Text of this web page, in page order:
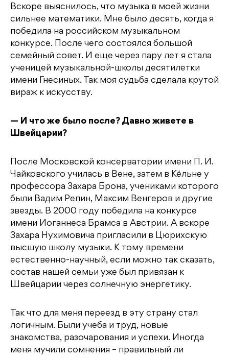
Вскоре выяснилось, что музыка в моей жизни
сильнее математики. Мне было десять, когда я
победила на российском музыкальном
конкурсе. После чего состоялся большой
семейный совет. И еще через пару лет я стала
ученицей музыкальной-школы десятилетки
имени Гнесиных. Так моя судьба сделала крутой
вираж к искусству.
— И что же было после? Давно живете в
Швейцарии?
После Московской консерватории имени П. И.
Чайковского училась в Вене, затем в Кёльне у
профессора Захара Брона, учениками которого
были Вадим Репин, Максим Венгеров и другие
звезды. В 2000 году победила на конкурсе
имени Иоганнеса Брамса в Австрии. А вскоре
Захара Нухимовича пригласили в Цюрихскую
высшую школу музыки. К тому времени
естественно-научный, если можно так сказать,
состав нашей семьи уже был привязан к
Швейцарии через солнечную энергетику.
Так что для меня переезд в эту страну стал
логичным. Были учеба и труд, новые
знакомства, разочарования и успехи. Иногда
меня мучили сомнения – правильный ли